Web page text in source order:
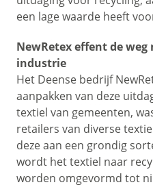
een lage waarde heeft
NewRetex effent de
industrie
Het Deense bedrijf
aanpakken van deze
textiel van gemeenten,
retailers van diverse
deze aan een grondig
wordt het textiel naar
worden omgevormd tot